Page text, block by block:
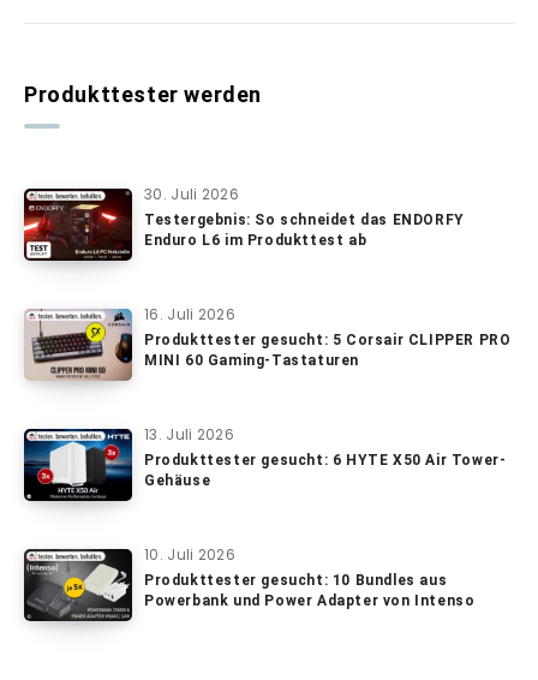
Produkttester werden
30. Juli 2026
Testergebnis: So schneidet das ENDORFY
Enduro L6 im Produkttest ab
16. Juli 2026
Produkttester gesucht: 5 Corsair CLIPPER PRO
MINI 60 Gaming-Tastaturen
13. Juli 2026
Produkttester gesucht: 6 HYTE X50 Air Tower-
Gehäuse
10. Juli 2026
Produkttester gesucht: 10 Bundles aus
Powerbank und Power Adapter von Intenso